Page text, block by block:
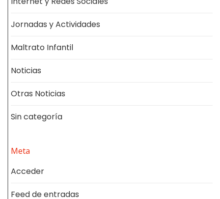
Jornadas y Actividades
Maltrato Infantil
Noticias
Otras Noticias
Sin categoría
Meta
Acceder
Feed de entradas